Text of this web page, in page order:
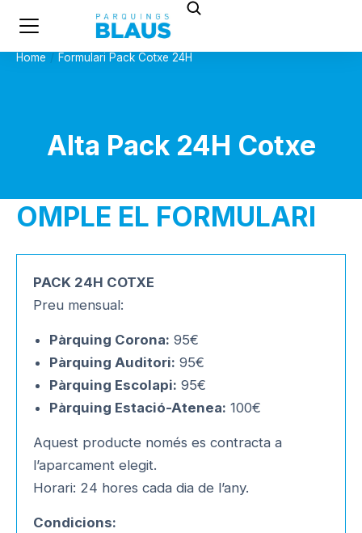
You are here:
Home Formulari Pack Cotxe 24H
Alta Pack 24H Cotxe
OMPLE EL FORMULARI
PACK 24H COTXE
Preu mensual:
Pàrquing Corona: 95€
Pàrquing Auditori: 95€
Pàrquing Escolapi: 95€
Pàrquing Estació-Atenea: 100€
Aquest producte només es contracta a
l’aparcament elegit.
Horari: 24 hores cada dia de l’any.
Condicions: